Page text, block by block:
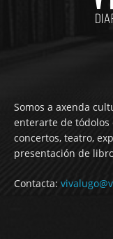
Somos a axenda
enterarte de tódolos
concertos, teatro,
presentación de
Contacta: